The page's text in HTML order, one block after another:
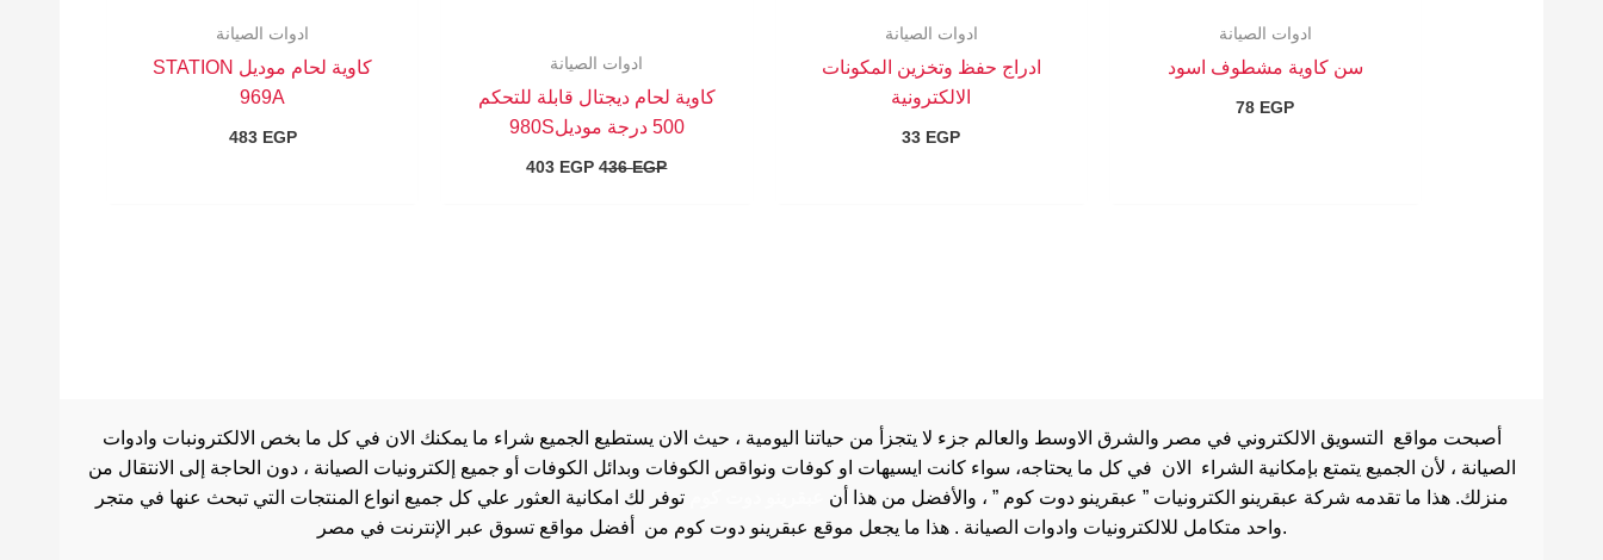
ادوات الصيانة
سن كاوية مشطوف اسود
78 EGP
ادوات الصيانة
ادراج حفظ وتخزين المكونات
الالكترونية
33 EGP
ادوات الصيانة
كاوية لحام ديجتال قابلة للتحكم
500 درجة موديل980S
436EGP
403 EGP
ادوات الصيانة
كاوية لحام موديل STATION
969A
483 EGP
أصبحت مواقع التسويق الالكتروني في مصر والشرق الاوسط والعالم جزء لا يتجزأ من حياتنا اليومية ، حيث الان يستطيع الجميع شراء ما يمكنك الان في كل ما بخص الالكترونبات وادوات
الصيانة ، لأن الجميع يتمتع بإمكانية الشراء الان في كل ما يحتاجه، سواء كانت ايسيهات او كوفات ونواقص الكوفات وبدائل الكوفات أو جميع إلكترونيات الصيانة ، دون الحاجة إلى الانتقال من
منزلك. هذا ما تقدمه شركة عبقرينو الكترونيات ” عبقرينو دوت كوم ” ، والأفضل من هذا أن
توفر لك امكانية العثور علي كل جميع انواع المنتجات التي تبحث عنها في متجر
واحد متكامل للالكترونيات وادوات الصيانة . هذا ما يجعل موقع عبقرينو دوت كوم من أفضل مواقع تسوق عبر الإنترنت في مصر.